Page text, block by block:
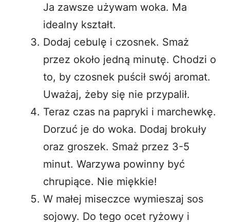
Ja zawsze używam woka. Ma
idealny kształt.
Dodaj cebulę i czosnek. Smaż
przez około jedną minutę. Chodzi o
to, by czosnek puścił swój aromat.
Uważaj, żeby się nie przypalił.
Teraz czas na papryki i marchewkę.
Dorzuć je do woka. Dodaj brokuły
oraz groszek. Smaż przez 3-5
minut. Warzywa powinny być
chrupiące. Nie miękkie!
W małej miseczce wymieszaj sos
sojowy. Do tego ocet ryżowy i